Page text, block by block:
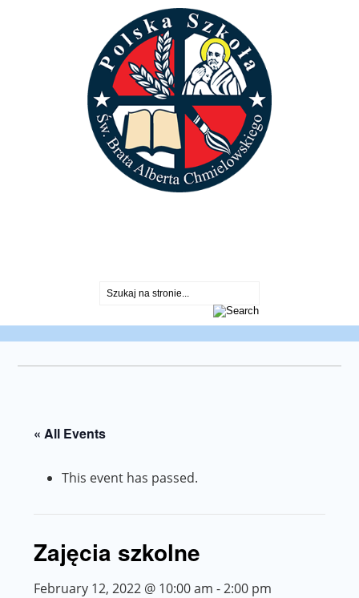
« All Events
This event has passed.
Zajęcia szkolne
February 12, 2022 @ 10:00 am -2:00 pm